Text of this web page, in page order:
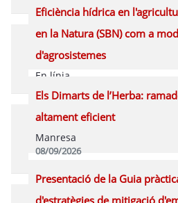
Inscriure's Presencial
Eficiència hídrica en
en la Natura (SBN) com a
d'agrosistemes
En línia
09/09/2026
Inscriure's Online
Els Dimarts de l’Herba:
altament eficient
Manresa
08/09/2026
Inscriure's Presencial
Presentació de la Guia
d'estratègies de mitigació